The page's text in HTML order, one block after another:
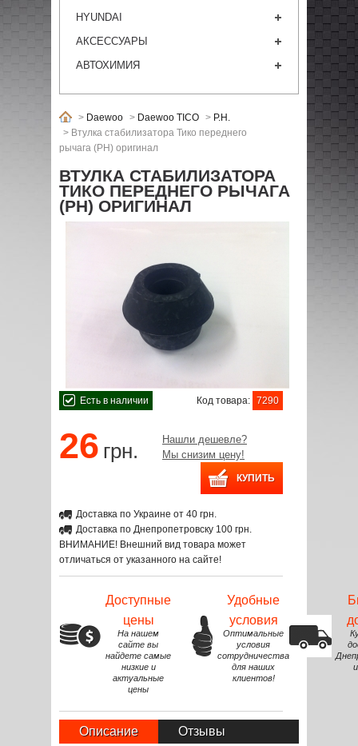
HYUNDAI
АКСЕССУАРЫ
АВТОХИМИЯ
> Daewoo > Daewoo TICO > P.H.
> Втулка стабилизатора Тико переднего
рычага (РН) оригинал
ВТУЛКА СТАБИЛИЗАТОРА
ТИКО ПЕРЕДНЕГО РЫЧАГА
(РН) ОРИГИНАЛ
Есть в наличии Код товара: 7290
26 грн.
Нашли дешевле?
Мы снизим цену!
Доставка по Украине от 40 грн.
Доставка по Днепропетровску 100 грн.
ВНИМАНИЕ! Внешний вид товара может
отличаться от указанного на сайте!
Доступные
цены
На нашем
сайте вы
найдете самые
низкие и
актуальные
цены
Удобные
условия
Оптимальные
условия
сотрудничества
для наших
клиентов!
Описание Отзывы